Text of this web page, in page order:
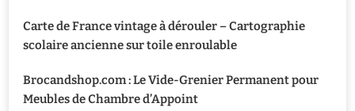
Carte de France vintage à dérouler – Cartographie
scolaire ancienne sur toile enroulable
Brocandshop.com : Le Vide-Grenier Permanent pour
Meubles de Chambre d’Appoint